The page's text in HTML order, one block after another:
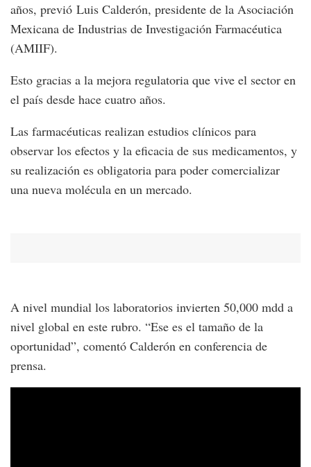
años, previó Luis Calderón, presidente de la Asociación
Mexicana de Industrias de Investigación Farmacéutica
(AMIIF).
Esto gracias a la mejora regulatoria que vive el sector en
el país desde hace cuatro años.
Las farmacéuticas realizan estudios clínicos para
observar los efectos y la eficacia de sus medicamentos, y
su realización es obligatoria para poder comercializar
una nueva molécula en un mercado.
A nivel mundial los laboratorios invierten 50,000 mdd a
nivel global en este rubro. “Ese es el tamaño de la
oportunidad”, comentó Calderón en conferencia de
prensa.